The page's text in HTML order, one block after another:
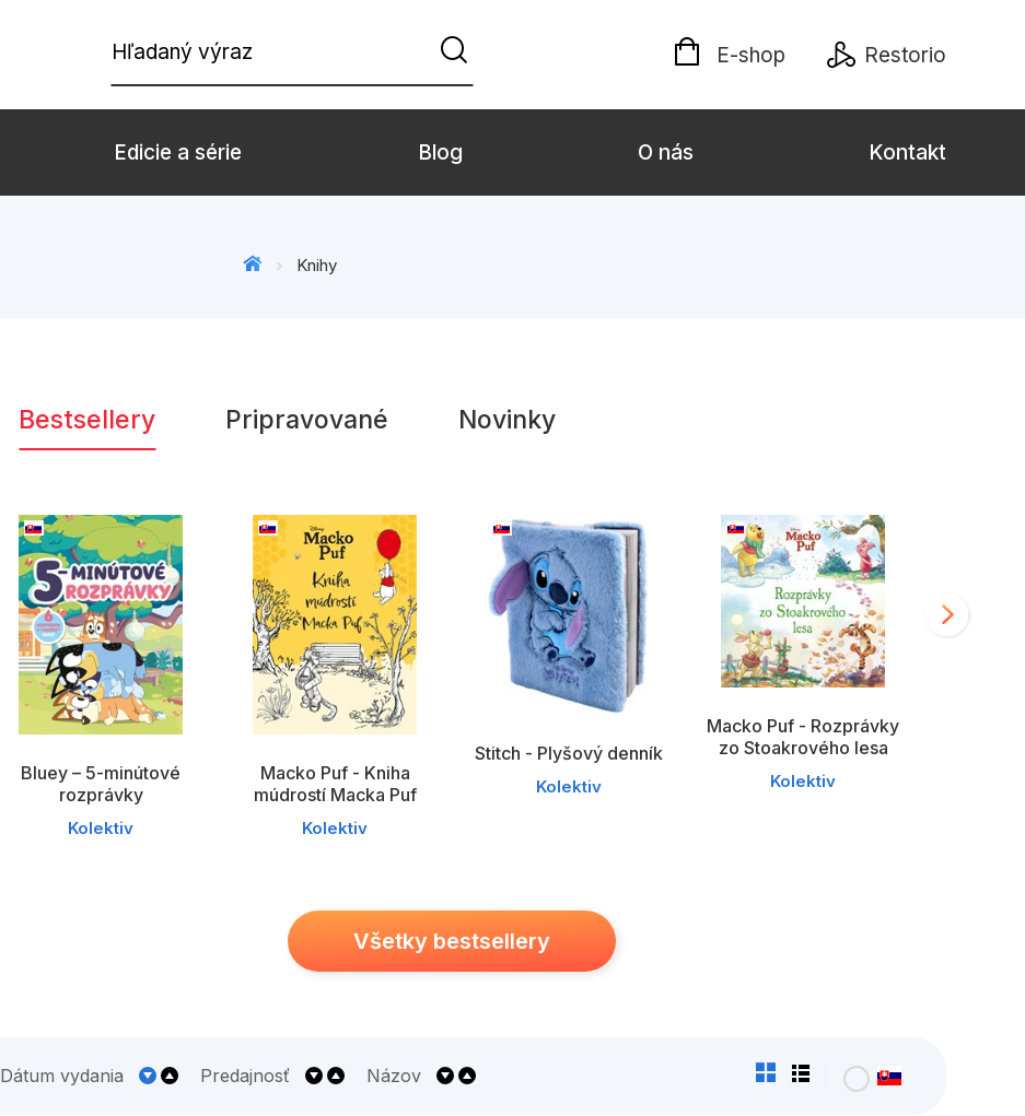
Hľadaný výraz E-shop Restorio
Young adult Zdravie a životný štýl
Všetky kategórie
Edicie a série Blog O nás Kontakt
Knihy
Bestsellery Pripravované Novinky
Bluey – 5-minútové
rozprávky
Kolektiv
Macko Puf - Kniha
múdrostí Macka Puf
Kolektiv
Stitch - Plyšový denník
Kolektiv
Macko Puf - Rozprávky
zo Stoakrového lesa
Kolektiv
Všetky bestsellery
Dátum vydania Predajnosť Názov